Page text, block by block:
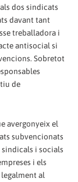
dos sindicats
davant tant
treballadora i
antisocial si
Sobretot
de
avergonyeix el
subvencionats
i socials
i els
al